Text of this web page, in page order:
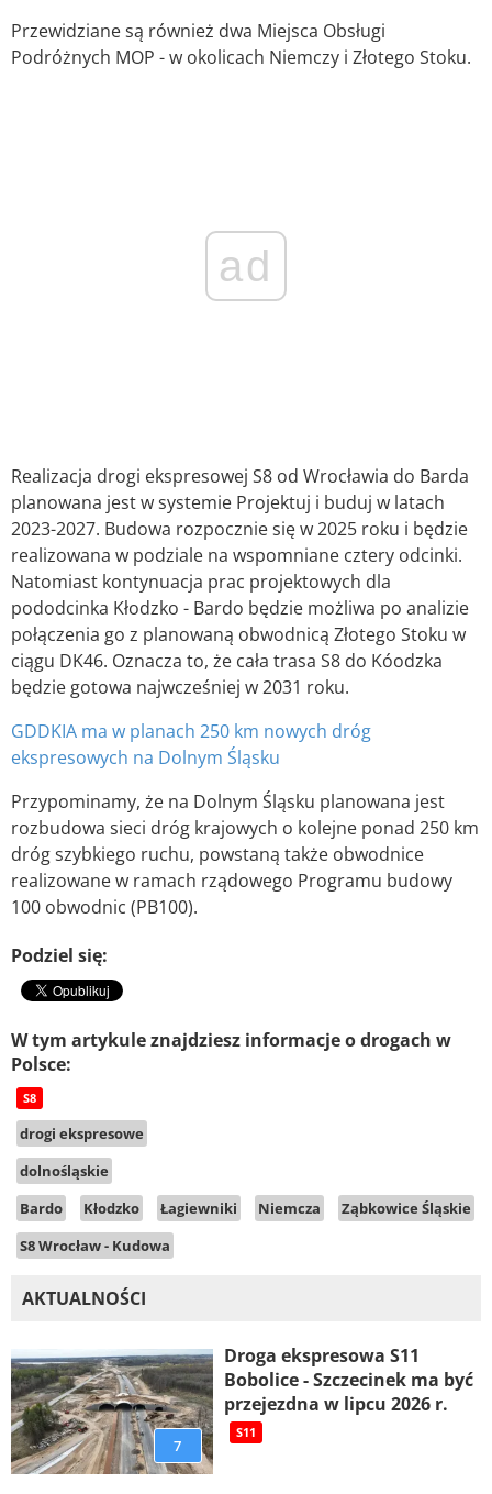
Przewidziane są również dwa Miejsca Obsługi
Podróżnych MOP - w okolicach Niemczy i Złotego Stoku.
ad
Realizacja drogi ekspresowej S8 od Wrocławia do Barda
planowana jest w systemie Projektuj i buduj w latach
2023-2027. Budowa rozpocznie się w 2025 roku i będzie
realizowana w podziale na wspomniane cztery odcinki.
Natomiast kontynuacja prac projektowych dla
pododcinka Kłodzko - Bardo będzie możliwa po analizie
połączenia go z planowaną obwodnicą Złotego Stoku w
ciągu DK46. Oznacza to, że cała trasa S8 do Kóodzka
będzie gotowa najwcześniej w 2031 roku.
GDDKIA ma w planach 250 km nowych dróg
ekspresowych na Dolnym Śląsku
Przypominamy, że na Dolnym Śląsku planowana jest
rozbudowa sieci dróg krajowych o kolejne ponad 250 km
dróg szybkiego ruchu, powstaną także obwodnice
realizowane w ramach rządowego Programu budowy
100 obwodnic (PB100).
Podziel się:
W tym artykule znajdziesz informacje o drogach w
Polsce:
S8
drogi ekspresowe
dolnośląskie
Bardo
Kłodzko Łagiewniki Niemcza
Ząbkowice Śląskie
S8 Wrocław - Kudowa
AKTUALNOŚCI
7
Droga ekspresowa S11
Bobolice - Szczecinek ma być
przejezdna w lipcu 2026 r.
S11